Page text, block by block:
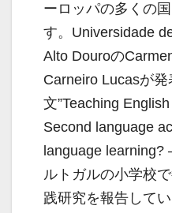
ーロッパの多くの
す。Universidade
Alto Douroの
Carneiro Lucasが
文”Teaching
Second language
language learning?
ルトガルの小学校
践研究を報告して